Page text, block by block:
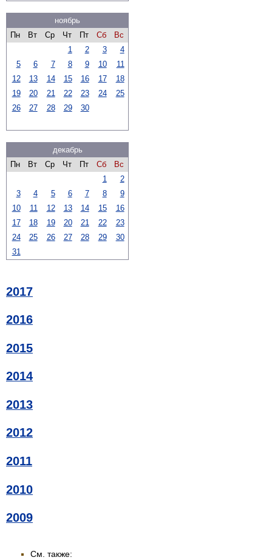
ноябрь
Пн
Вт Ср Чт Пт Сб
Вс
1
2 3
4
5
6 7 8 9 10
11
12
13 14 15 16 17
18
19
20 21 22 23 24
25
26
27 28 29 30
декабрь
Пн
Вт Ср Чт Пт Сб
Вс
1
2
3
4 5 6 7 8
9
10
11 12 13 14 15
16
17
18 19 20 21 22
23
24
25 26 27 28 29
30
31
2017
2016
2015
2014
2013
2012
2011
2010
2009
См. также: